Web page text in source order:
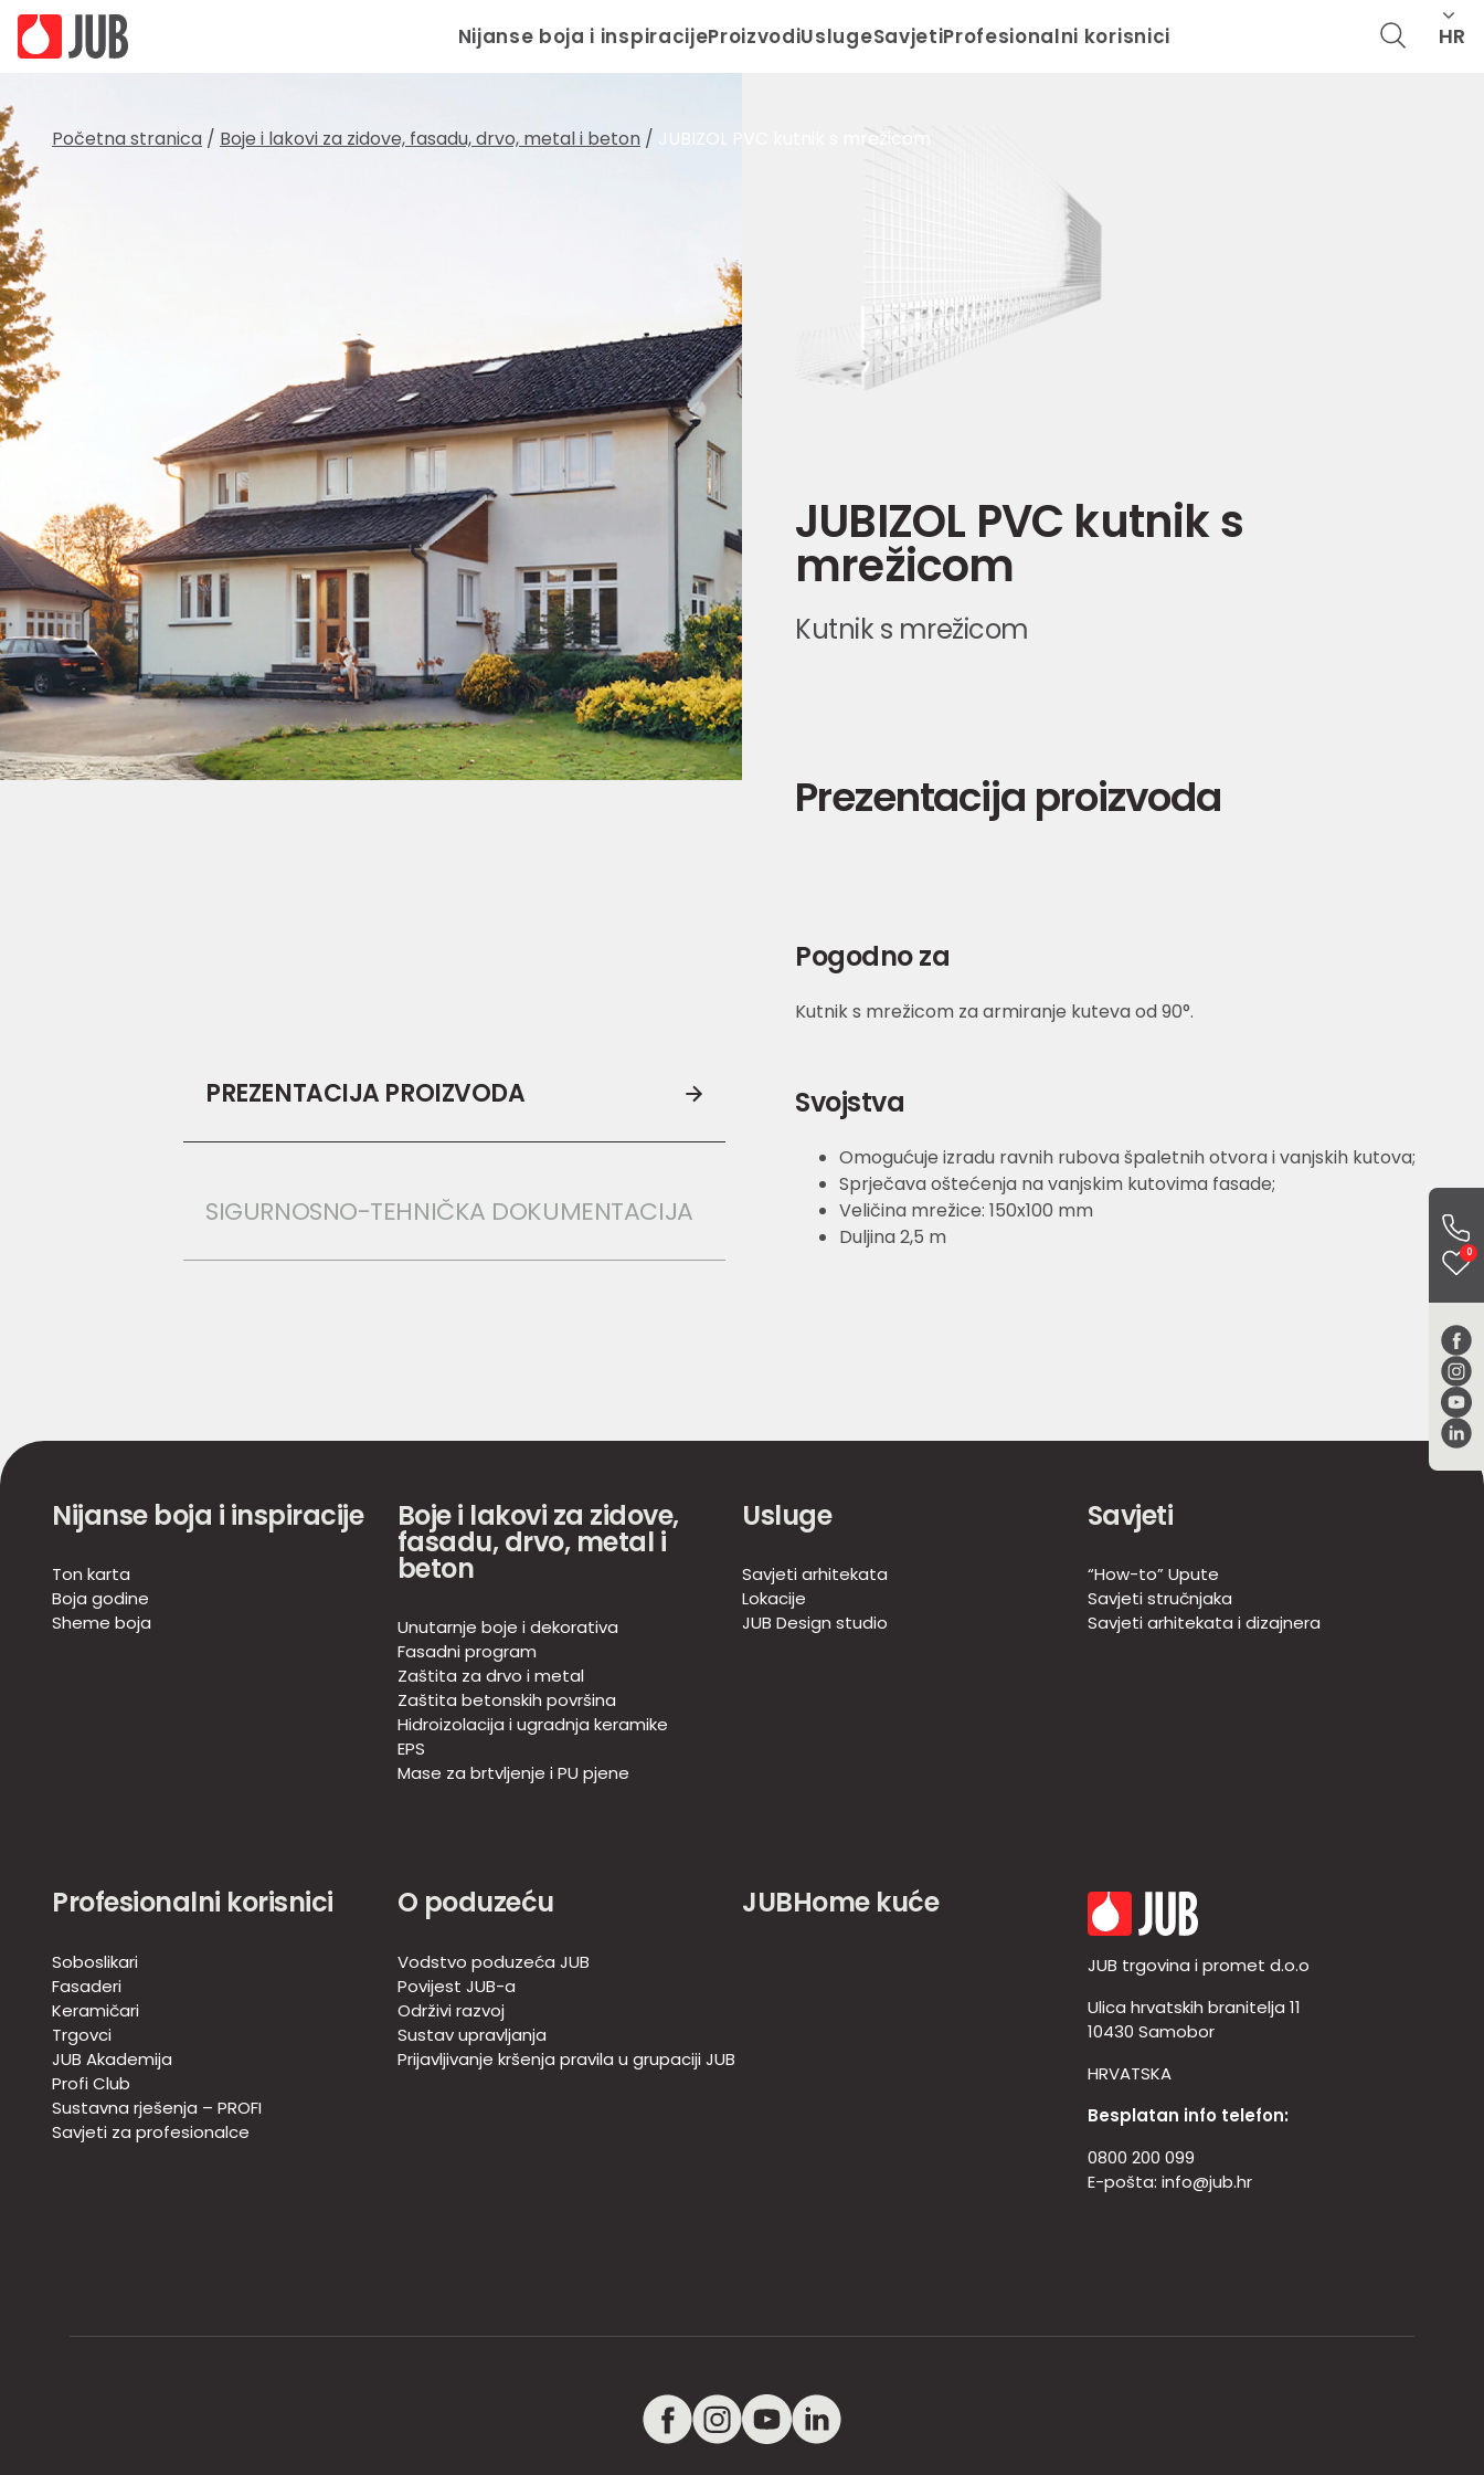
Nijanse boja i inspiracijeProizvodiUslugeSavjetiProfesionalni korisnici HR
0
Početna stranica / Boje i lakovi za zidove, fasadu, drvo, metal i beton / JUBIZOL PVC kutnik s mrežicom
PREZENTACIJA PROIZVODA
SIGURNOSNO-TEHNIČKA DOKUMENTACIJA
JUBIZOL PVC kutnik s
mrežicom
Kutnik s mrežicom
Prezentacija proizvoda
Pogodno za
Kutnik s mrežicom za armiranje kuteva od 90°.
Svojstva
Omogućuje izradu ravnih rubova špaletnih otvora i vanjskih kutova;
Sprječava oštećenja na vanjskim kutovima fasade;
Veličina mrežice: 150x100 mm
Duljina 2,5 m
Nijanse boja i inspiracije
Ton karta
Boja godine
Sheme boja
Boje i lakovi za zidove,
fasadu, drvo, metal i
beton
Unutarnje boje i dekorativa
Fasadni program
Zaštita za drvo i metal
Zaštita betonskih površina
Hidroizolacija i ugradnja keramike
EPS
Mase za brtvljenje i PU pjene
Usluge
Savjeti arhitekata
Lokacije
JUB Design studio
Savjeti
“How-to” Upute
Savjeti stručnjaka
Savjeti arhitekata i dizajnera
Profesionalni korisnici
Soboslikari
Fasaderi
Keramičari
Trgovci
JUB Akademija
Profi Club
Sustavna rješenja – PROFI
Savjeti za profesionalce
O poduzeću
Vodstvo poduzeća JUB
Povijest JUB-a
Održivi razvoj
Sustav upravljanja
Prijavljivanje kršenja pravila u grupaciji JUB
JUBHome kuće
JUB trgovina i promet d.o.o
Ulica hrvatskih branitelja 11
10430 Samobor
HRVATSKA
Besplatan info telefon:
0800 200 099
E-pošta: info@jub.hr